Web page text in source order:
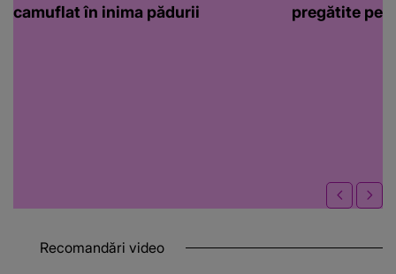
camuflat în inima pădurii
pregătite
Recomandări video